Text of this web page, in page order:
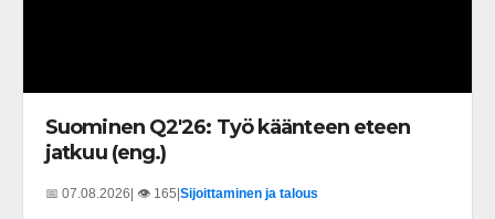
Suominen Q2'26: Työ käänteen eteen
jatkuu (eng.)
📅 07.08.2026| 👁️ 165|Sijoittaminen ja talous